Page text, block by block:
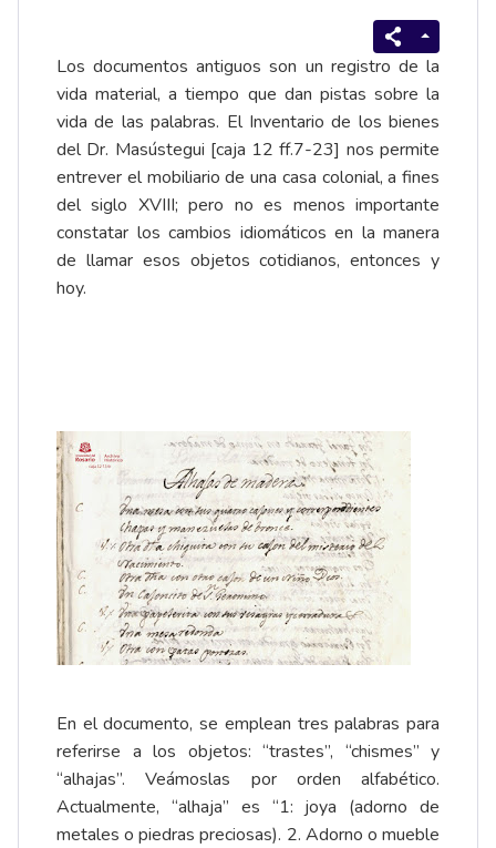
Los documentos antiguos son un registro de la
vida material, a tiempo que dan pistas sobre la
vida de las palabras. El Inventario de los bienes
del Dr. Masústegui [caja 12 ff.7-23] nos permite
entrever el mobiliario de una casa colonial, a fines
del siglo XVIII; pero no es menos importante
constatar los cambios idiomáticos en la manera
de llamar esos objetos cotidianos, entonces y
hoy.
En el documento, se emplean tres palabras para
referirse a los objetos: “trastes”, “chismes” y
“alhajas”. Veámoslas por orden alfabético.
Actualmente, “alhaja” es “1: joya (adorno de
metales o piedras preciosas). 2. Adorno o mueble